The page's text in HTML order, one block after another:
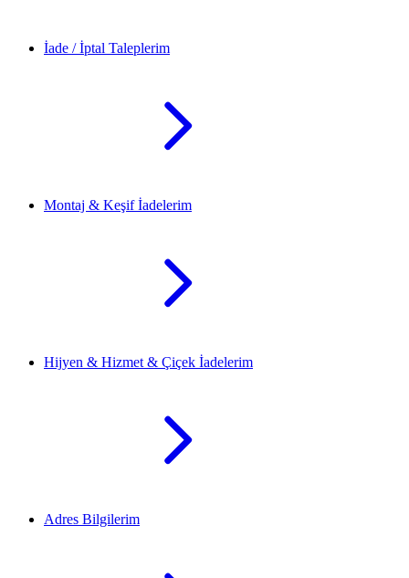
İade / İptal Taleplerim
Montaj & Keşif İadelerim
Hijyen & Hizmet & Çiçek İadelerim
Adres Bilgilerim